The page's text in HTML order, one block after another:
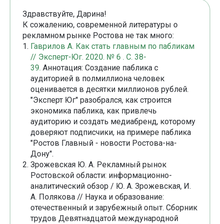
Здравствуйте, Дарина!
К сожалению, современной литературы о
рекламном рынке Ростова не так много:
Гаврилов А. Как стать главным по пабликам
// Эксперт-Юг. 2020. № 6 . С. 38-
39. Аннотация: Создание паблика с
аудиторией в полмиллиона человек
оценивается в десятки миллионов рублей.
"Эксперт Юг" разобрался, как строится
экономика паблика, как привлечь
аудиторию и создать медиабренд, которому
доверяют подписчики, на примере паблика
"Ростов Главный - новости Ростова-на-
Дону".
Зрожевская Ю. А. Рекламный рынок
Ростовской области: информационно-
аналитический обзор / Ю. А. Зрожевская, И.
А. Полякова // Наука и образование:
отечественный и зарубежный опыт. Сборник
трудов Девятнадцатой международной